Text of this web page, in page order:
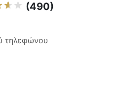
(490)
τηλεφώνου